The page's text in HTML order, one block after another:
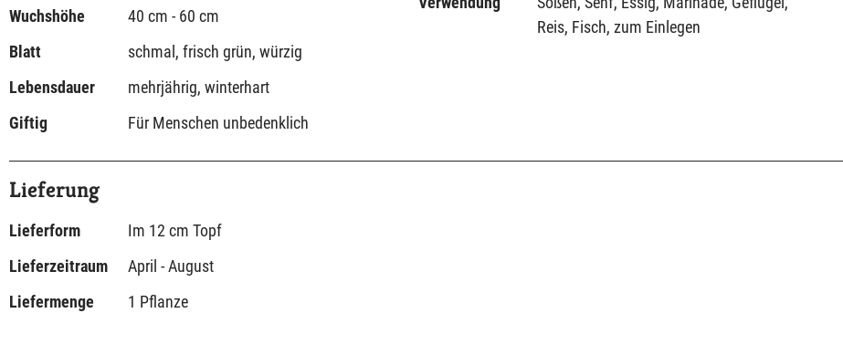
Wuchshöhe
40 cm - 60 cm
Blatt
schmal, frisch grün, würzig
Lebensdauer
mehrjährig, winterhart
Giftig
Für Menschen unbedenklich
Reis, Fisch, zum Einlegen
Lieferung
Lieferform
Im 12 cm Topf
Lieferzeitraum
April - August
Liefermenge
1 Pflanze